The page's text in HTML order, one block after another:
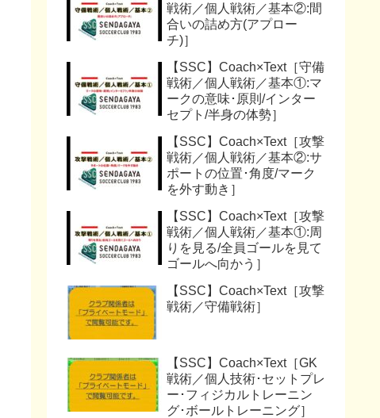
戦術／個人戦術／基本②:間
合いの詰め方(アプロー
チ)］
【SSC】Coach×Text［守備
戦術／個人戦術／基本①:マ
ークの意味･原則/インター
セプト/半身の体勢］
【SSC】Coach×Text［攻撃
戦術／個人戦術／基本②:サ
ポートの位置･角度/マーク
を外す動き］
【SSC】Coach×Text［攻撃
戦術／個人戦術／基本①:周
りを見る/全員ゴールを見て
ゴールへ向かう］
【SSC】Coach×Text［攻撃
戦術／守備戦術］
【SSC】Coach×Text［GK
戦術／個人技術･セットプレ
ー･フィジカルトレーニン
グ･ボールトレーニング］